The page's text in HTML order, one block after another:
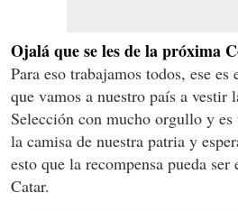
Ojalá que se les de la próxima
Para eso trabajamos todos, ese es
que vamos a nuestro país a vestir
Selección con mucho orgullo y
la camisa de nuestra patria y
esto que la recompensa pueda
Catar.